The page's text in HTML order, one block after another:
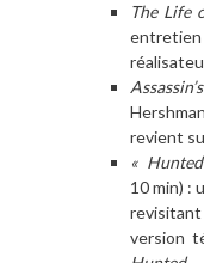
The Life
entretien
revient
«
10 min) :
version